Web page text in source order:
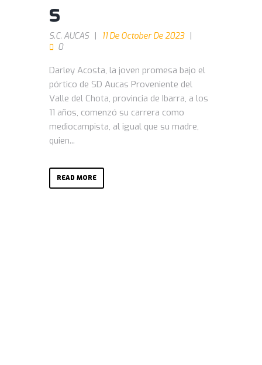
s
S.C. AUCAS
11 De October De 2023
0
Darley Acosta, la joven promesa bajo el
pórtico de SD Aucas Proveniente del
Valle del Chota, provincia de Ibarra, a los
11 años, comenzó su carrera como
mediocampista, al igual que su madre,
quien...
READ MORE